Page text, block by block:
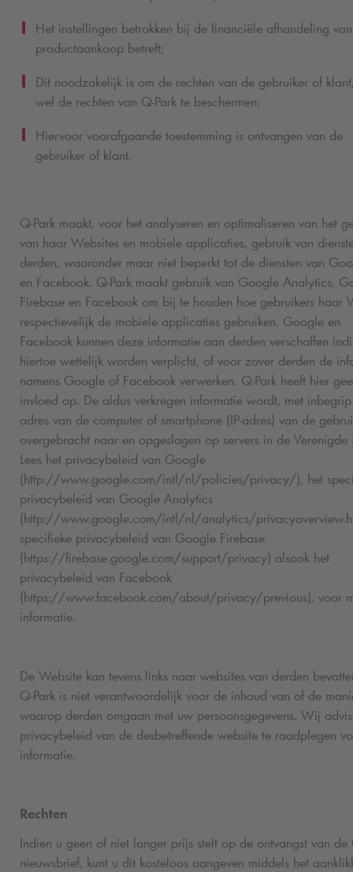
Het instellingen betrokken bij de financiële afhandeling
productaankoop betreft;
Dit noodzakelijk is om de rechten van de gebruiker of
wel de rechten van Q-Park te beschermen;
Hiervoor voorafgaande toestemming is ontvangen van de
gebruiker of klant.
Q-Park maakt, voor het analyseren en optimaliseren van het
van haar Websites en mobiele applicaties, gebruik van
derden, waaronder maar niet beperkt tot de diensten van
en Facebook. Q-Park maakt gebruik van Google Analytics,
Firebase en Facebook om bij te houden hoe gebruikers haar
respectievelijk de mobiele applicaties gebruiken. Google en
Facebook kunnen deze informatie aan derden verschaffen
hiertoe wettelijk worden verplicht, of voor zover derden de
namens Google of Facebook verwerken. Q-Park heeft hier
invloed op. De aldus verkregen informatie wordt, met
adres van de computer of smartphone (IP-adres) van de
overgebracht naar en opgeslagen op servers in de Verenigde
Lees het privacybeleid van Google
(http://www.google.com/intl/nl/policies/privacy/), het
privacybeleid van Google Analytics
(http://www.google.com/intl/nl/analytics/
specifieke privacybeleid van Google Firebase
(https://firebase.google.com/support/privacy) alsook het
privacybeleid van Facebook
(https://www.facebook.com/about/privacy/previous), voor
informatie.
De Website kan tevens links naar websites van derden
Q-Park is niet verantwoordelijk voor de inhoud van of de
waarop derden omgaan met uw persoonsgegevens. Wij
privacybeleid van de desbetreffende website te raadplegen
informatie.
Rechten
Indien u geen of niet langer prijs stelt op de ontvangst van de
nieuwsbrief, kunt u dit kosteloos aangeven middels het